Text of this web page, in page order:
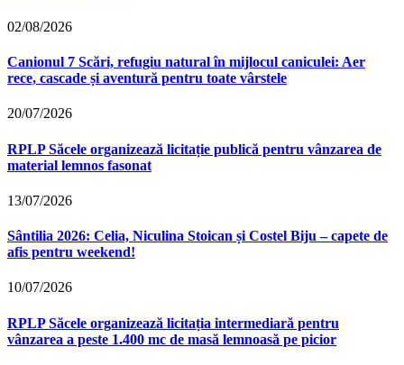
02/08/2026
Canionul 7 Scări, refugiu natural în mijlocul caniculei: Aer
rece, cascade și aventură pentru toate vârstele
20/07/2026
RPLP Săcele organizează licitație publică pentru vânzarea de
material lemnos fasonat
13/07/2026
Sântilia 2026: Celia, Niculina Stoican și Costel Biju – capete de
afis pentru weekend!
10/07/2026
RPLP Săcele organizează licitația intermediară pentru
vânzarea a peste 1.400 mc de masă lemnoasă pe picior